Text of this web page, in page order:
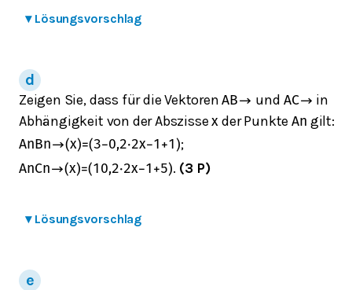
▾ Lösungsvorschlag
Zeigen Sie, dass für die VektorenAB→ und AC→ in
Abhängigkeit von der Abszissex der Punkte An gilt:
An Bn→(x)=(3−0,2⋅2x−1 +1 );
AnCn→(x)=(1 0,2⋅2x−1 +5). (3 P)
▾ Lösungsvorschlag